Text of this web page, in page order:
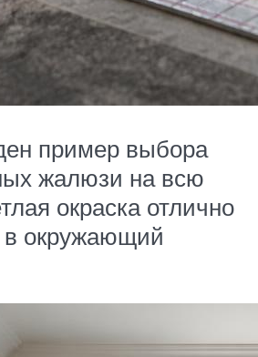
пример выбора
жалюзи на всю
окраска отлично
в окружающий